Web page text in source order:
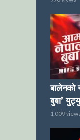
बालेनको
बुबा’
1,009 views